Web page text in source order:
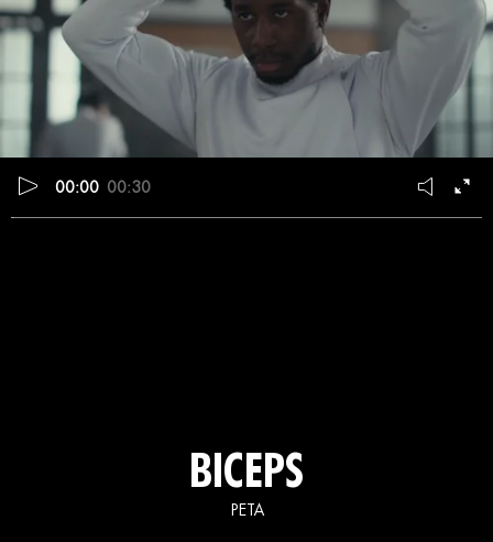
00:00 00:30
BICEPS
PETA